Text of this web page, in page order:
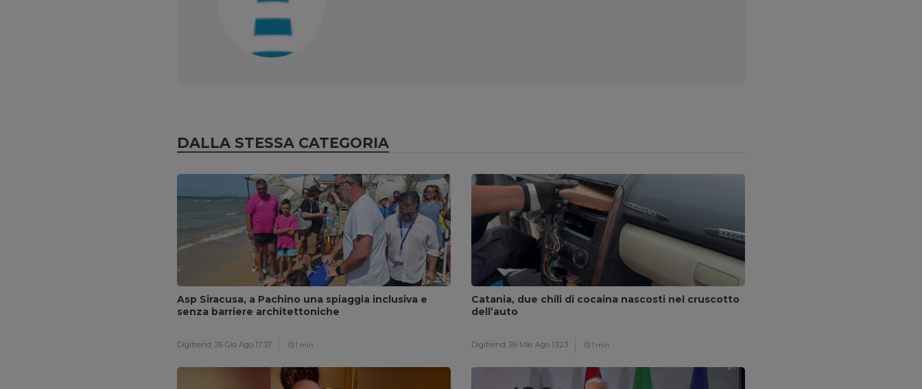
DALLA STESSA CATEGORIA
Asp Siracusa, a Pachino una spiaggia inclusiva e
senza barriere architettoniche
Digitrend, 26 Gio Ago 17:37 1 min
Catania, due chili di cocaina nascosti nel cruscotto
dell’auto
Digitrend, 26 Mar Ago 13:23 1 min